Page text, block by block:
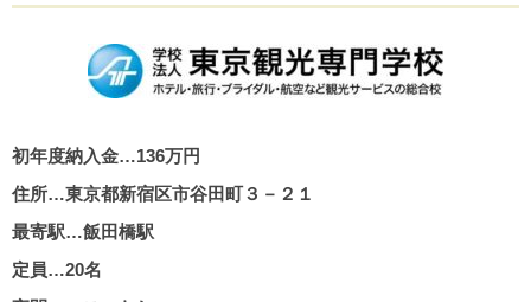
初年度納入金…136万円
住所…東京都新宿区市谷田町３－２１
最寄駅…飯田橋駅
定員…20名